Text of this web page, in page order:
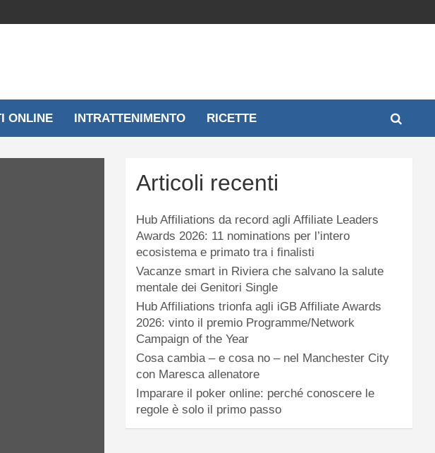
ONLINE INTRATTENIMENTO RICETTE
Articoli recenti
Hub Affiliations da record agli Affiliate Leaders
Awards 2026: 11 nominations per l’intero
ecosistema e primato tra i finalisti
Vacanze smart in Riviera che salvano la salute
mentale dei Genitori Single
Hub Affiliations trionfa agli iGB Affiliate Awards
2026: vinto il premio Programme/Network
Campaign of the Year
Cosa cambia – e cosa no – nel Manchester City
con Maresca allenatore
Imparare il poker online: perché conoscere le
regole è solo il primo passo